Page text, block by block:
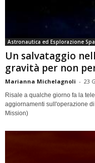
Astronautica ed Esplorazione
Un salvataggio
gravità per non
Marianna Michelagnoli - 23
Risale a qualche giorno fa la
aggiornamenti sull'operazione
Mission)